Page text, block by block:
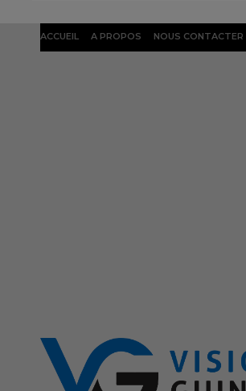
ACCUEIL A PROPOS NOUS CONTACTER